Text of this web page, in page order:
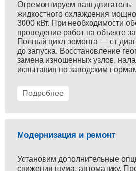
Отремонтируем ваш двигатель
жидкостного охлаждения
3000 кВт. При необходимости
проведение работ на объекте
Полный цикл ремонта — от
до запуска. Восстановление
замена изношенных узлов,
испытания по заводским
Подробнее
Модернизация и ремонт
Установим дополнительные
снижения шума, автоматику.